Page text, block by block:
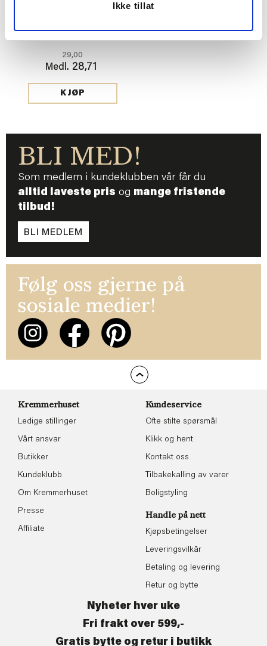
Ikke tillat
PERLE
29,00
Medl. 28,71
KJØP
BLI MED!
Som medlem i kundeklubben vår får du
alltid laveste pris og mange fristende
tilbud!
BLI MEDLEM
Følg oss gjerne på
sosiale medier!
Kremmerhuset
Ledige stillinger
Vårt ansvar
Butikker
Kundeklubb
Om Kremmerhuset
Presse
Affiliate
Kundeservice
Ofte stilte spørsmål
Klikk og hent
Kontakt oss
Tilbakekalling av varer
Boligstyling
Handle på nett
Kjøpsbetingelser
Leveringsvilkår
Betaling og levering
Retur og bytte
Nyheter hver uke
Fri frakt over 599,-
Gratis bytte og retur i butikk